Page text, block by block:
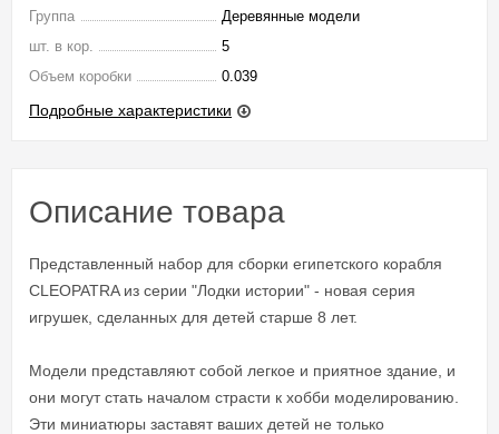
Группа
Деревянные модели
шт. в кор.
5
Объем коробки
0.039
Подробные характеристики
Описание товара
Представленный набор для сборки египетского корабля
CLEOPATRA из серии "Лодки истории" - новая серия
игрушек, сделанных для детей старше 8 лет.
Модели представляют собой легкое и приятное здание, и
они могут стать началом страсти к хобби моделированию.
Эти миниатюры заставят ваших детей не только